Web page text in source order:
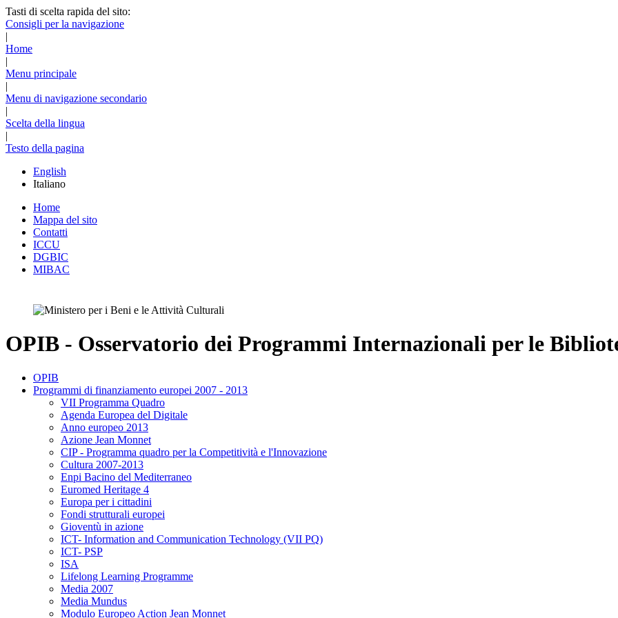
Tasti di scelta rapida del sito:
Consigli per la navigazione
|
Home
|
Menu principale
|
Menu di navigazione secondario
|
Scelta della lingua
|
Testo della pagina
English
Italiano
Home
Mappa del sito
Contatti
ICCU
DGBIC
MIBAC
OPIB - Osservatorio dei Programmi Internazionali per le
OPIB
Programmi di finanziamento europei 2007 - 2013
VII Programma Quadro
Agenda Europea del Digitale
Anno europeo 2013
Azione Jean Monnet
CIP - Programma quadro per la Competitività e l'Innovazione
Cultura 2007-2013
Enpi Bacino del Mediterraneo
Euromed Heritage 4
Europa per i cittadini
Fondi strutturali europei
Gioventù in azione
ICT- Information and Communication Technology (VII PQ)
ICT- PSP
ISA
Lifelong Learning Programme
Media 2007
Media Mundus
Modulo Europeo Action Jean Monnet